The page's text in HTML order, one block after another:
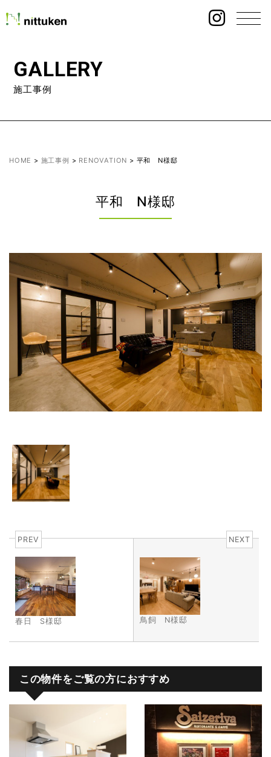
GALLERY
施工事例
HOME > 施工事例 > RENOVATION > 平和 N様邸
平和 N様邸
PREV
春日 S様邸
NEXT
鳥飼 N様邸
この物件をご覧の方におすすめ